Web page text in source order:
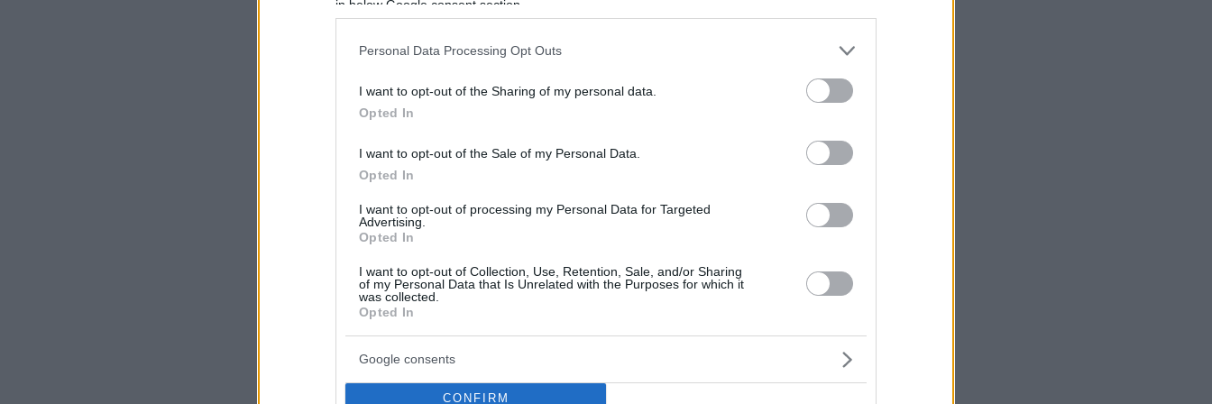
in below Google consent section.
Personal Data Processing Opt Outs
I want to opt-out of the Sharing of my personal data.
Opted In
I want to opt-out of the Sale of my Personal Data.
Opted In
I want to opt-out of processing my Personal Data for Targeted
Advertising.
Opted In
I want to opt-out of Collection, Use, Retention, Sale, and/or Sharing
of my Personal Data that Is Unrelated with the Purposes for which it
was collected.
Opted In
Google consents
CONFIRM